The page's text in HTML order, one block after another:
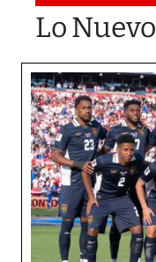
Lo Nuevo